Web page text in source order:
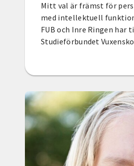
Mitt val är främst för
med intellektuell
FUB och Inre Ringen har
Studieförbundet